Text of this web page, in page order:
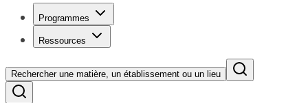
Programmes
Ressources
Rechercher une matière, un établissement ou un lieu